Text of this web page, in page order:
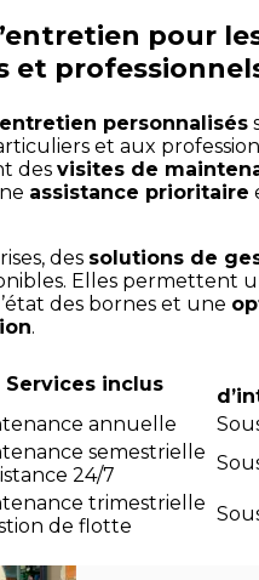
pour
et
personnalisés
et aux
des visites de
assistance prioritaire
des solutions de
Elles permettent
des bornes et une
.
Services inclus
annuelle
semestrielle
24/7
trimestrielle
de flotte